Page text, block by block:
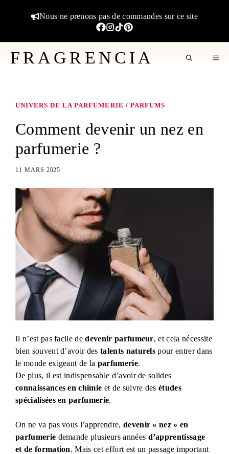
Nous ne prenons pas de commandes sur ce site
FRAGRENCIA
UNIVERS DE LA PARFUMERIE / PARFUMS
Comment devenir un nez en
parfumerie ?
11 MARS 2025
Il n’est pas facile dedevenir parfumeur, et cela nécessite
bien souvent d’avoir destalents naturels pour entrer dans
le monde exigeant de la parfumerie.
De plus, il est indispensable d’avoir de solides
connaissances en chimie et de suivre desétudes
spécialisées en parfumerie.
On ne va pas vous l’apprendre, devenir « nez » en
parfumerie demande plusieurs années d’apprentissage
et de formation. Mais cet effort est un passage important